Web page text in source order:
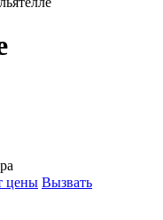
цены Вызвать